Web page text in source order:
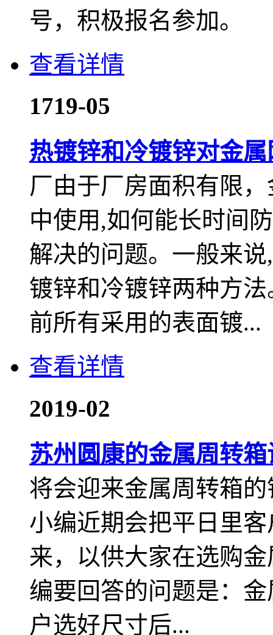
号，积极报名参加。
查看详情
1719-05
热镀锌和冷镀锌对金
厂由于厂房面积有限
中使用,如何能长时间
解决的问题。一般来
镀锌和冷镀锌两种方
前所有采用的表面镀...
查看详情
2019-02
苏州圆康的金属周转
将会迎来金属周转箱
小编近期会把平日里
来，以供大家在选购
编要回答的问题是：
户选好尺寸后...